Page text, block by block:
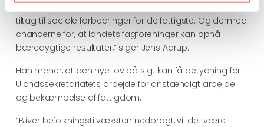
tiltag til sociale forbedringer for de fattigste. Og dermed
chancerne for, at landets fagforeninger kan opnå
bæredygtige resultater,” siger Jens Aarup.
Han mener, at den nye lov på sigt kan få betydning for
Ulandssekretariatets arbejde for anstændigt arbejde
og bekæmpelse af fattigdom.
“Bliver befolkningstilvæksten nedbragt, vil det være